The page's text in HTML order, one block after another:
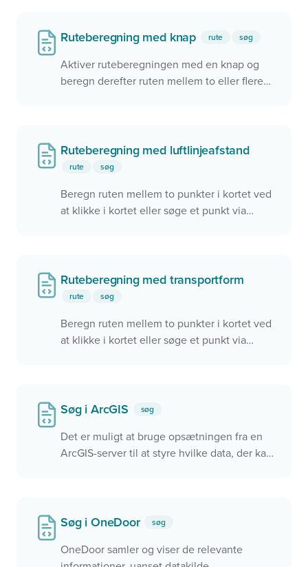
Ruteberegning med knap rute søg
Aktiver ruteberegningen med en knap og
beregn derefter ruten mellem to eller flere
Ruteberegning med luftlinjeafstand
rute søg
Beregn ruten mellem to punkter i kortet ved
at klikke i kortet eller søge et punkt via
Ruteberegning med transportform
rute søg
Beregn ruten mellem to punkter i kortet ved
at klikke i kortet eller søge et punkt via
Søg i ArcGIS søg
Det er muligt at bruge opsætningen fra en
ArcGIS-server til at styre hvilke data, der kan
Søg i OneDoor søg
OneDoor samler og viser de relevante